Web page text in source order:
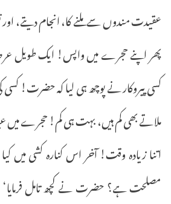
عقیدت مندوں سے ملنے کا، انجام دیتے،
پھر اپنے حجرے میں واپس! ایک طویل
کسی پیروکار نے پوچھ ہی لیا کہ حضرت! کسی
ملاتے بھی کم ہیں، بہت ہی کم! حجرے میں
اتنا زیادہ وقت! آخر اس کنارہ کشی
مصلحت ہے؟ حضرت نے کچھ تامل فرمایا‘